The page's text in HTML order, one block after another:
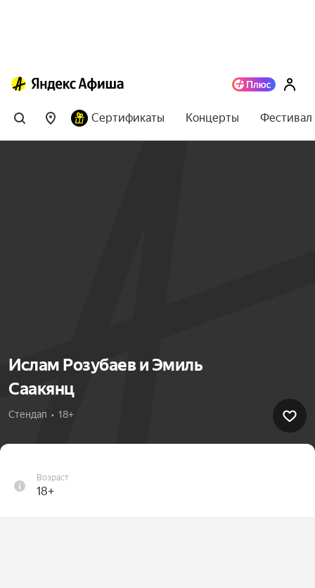
Сертификаты Концерты
Ислам Розубаев и Эмиль
Саакянц
Стендап  •  18+
Возраст
18+